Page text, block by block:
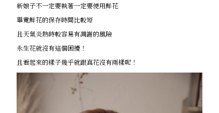
新娘子不一定要執著一定要使用鮮花
畢竟鮮花的保存時間比較短
且天氣炎熱時較容易有凋謝的風險
永生花就沒有這個困擾！
且看起來的樣子幾乎就跟真花沒有兩樣呢！